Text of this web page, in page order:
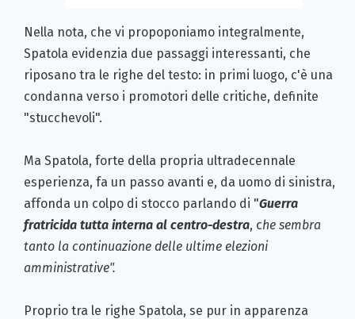
Nella nota, che vi propoponiamo integralmente,
Spatola evidenzia due passaggi interessanti, che
riposano tra le righe del testo: in primi luogo, c'è una
condanna verso i promotori delle critiche, definite
"stucchevoli".
Ma Spatola, forte della propria ultradecennale
esperienza, fa un passo avanti e, da uomo di sinistra,
affonda un colpo di stocco parlando di "Guerra
fratricida tutta interna al centro-destra, che sembra
tanto la continuazione delle ultime elezioni
amministrative".
Proprio tra le righe Spatola, se pur in apparenza